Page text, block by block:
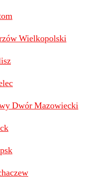
Wielkopolski
Dwór Mazowiecki